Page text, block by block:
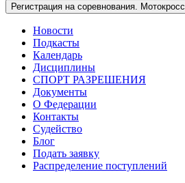
Регистрация на соревнования. Мотокросс
Новости
Подкасты
Календарь
Дисциплины
СПОРТ РАЗРЕШЕНИЯ
Документы
О Федерации
Контакты
Судейство
Блог
Подать заявку
Распределение поступлений